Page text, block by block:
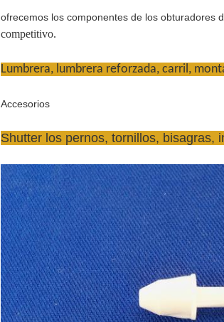
ofrecemos los componentes de los obturadores
competitivo.
Lumbrera, lumbrera reforzada, carril,
Accesorios
Shutter los pernos, tornillos, bisagras,